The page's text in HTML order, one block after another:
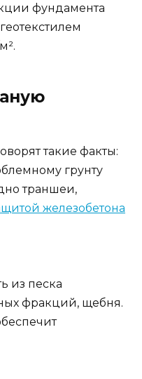
фундамента
такие факты:
грунту
траншеи,
железобетона
из песка
фракций, щебня.